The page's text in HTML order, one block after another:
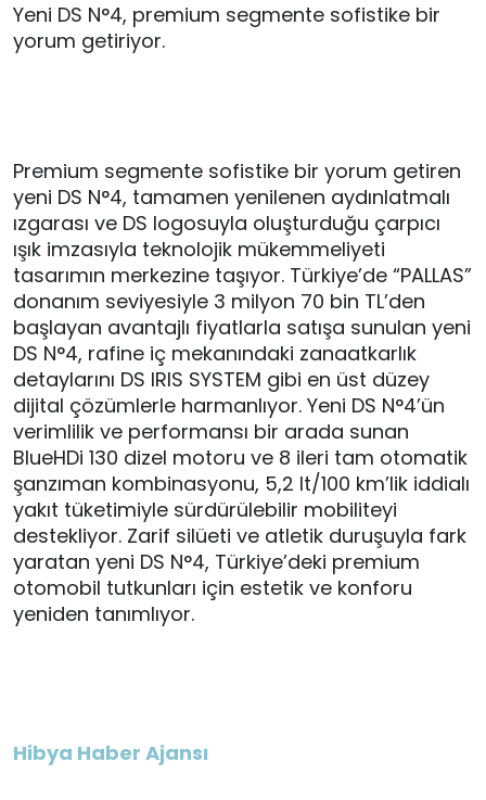
Yeni DS N°4, premium segmente sofistike bir
yorum getiriyor.
Premium segmente sofistike bir yorum getiren
yeni DS N°4, tamamen yenilenen aydınlatmalı
ızgarası ve DS logosuyla oluşturduğu çarpıcı
ışık imzasıyla teknolojik mükemmeliyeti
tasarımın merkezine taşıyor. Türkiye’de “PALLAS”
donanım seviyesiyle 3 milyon 70 bin TL’den
başlayan avantajlı fiyatlarla satışa sunulan yeni
DS N°4, rafine iç mekanındaki zanaatkarlık
detaylarını DS IRIS SYSTEM gibi en üst düzey
dijital çözümlerle harmanlıyor. Yeni DS N°4’ün
verimlilik ve performansı bir arada sunan
BlueHDi 130 dizel motoru ve 8 ileri tam otomatik
şanzıman kombinasyonu, 5,2 lt/100 km’lik iddialı
yakıt tüketimiyle sürdürülebilir mobiliteyi
destekliyor. Zarif silüeti ve atletik duruşuyla fark
yaratan yeni DS N°4, Türkiye’deki premium
otomobil tutkunları için estetik ve konforu
yeniden tanımlıyor.
Hibya Haber Ajansı